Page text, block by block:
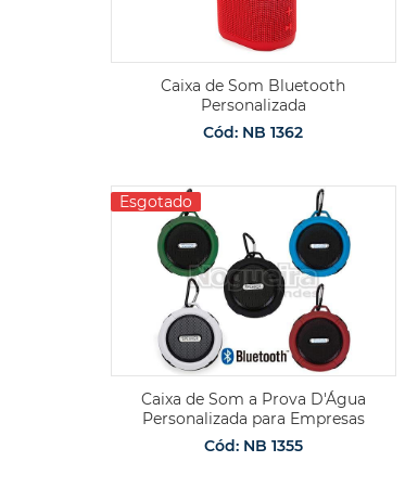
Caixa de Som Bluetooth
Personalizada
Cód: NB 1362
Esgotado
Caixa de Som a Prova D'Água
Personalizada para Empresas
Cód: NB 1355